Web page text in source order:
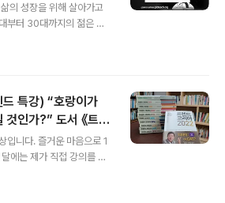
의 성장을 위해 살아가고
부터 30대까지의 젊은 강
한 번 불러일으킬 좋은 기
에서나 편하게 들으실 수
재하신 분들에게 참여링크
때는 신청한 실명으로만
2021년 11월 23일(화) 저
비밀댓글로 신청해주시면
특강) “호랑이가
인가?” 도서 《트렌
입니다. 즐거운 마음으로 1
에는 제가 직접 강의를 해
실 저는 트렌드에 크게 관